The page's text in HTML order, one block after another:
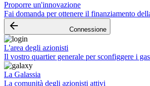
Proporre un'innovazione
Fai domanda per ottenere il finanziamento
arrow_backward Connessione
L'area degli azionisti
Il vostro quartier generale per sconfiggere i
La Galassia
La comunità degli azionisti attivi